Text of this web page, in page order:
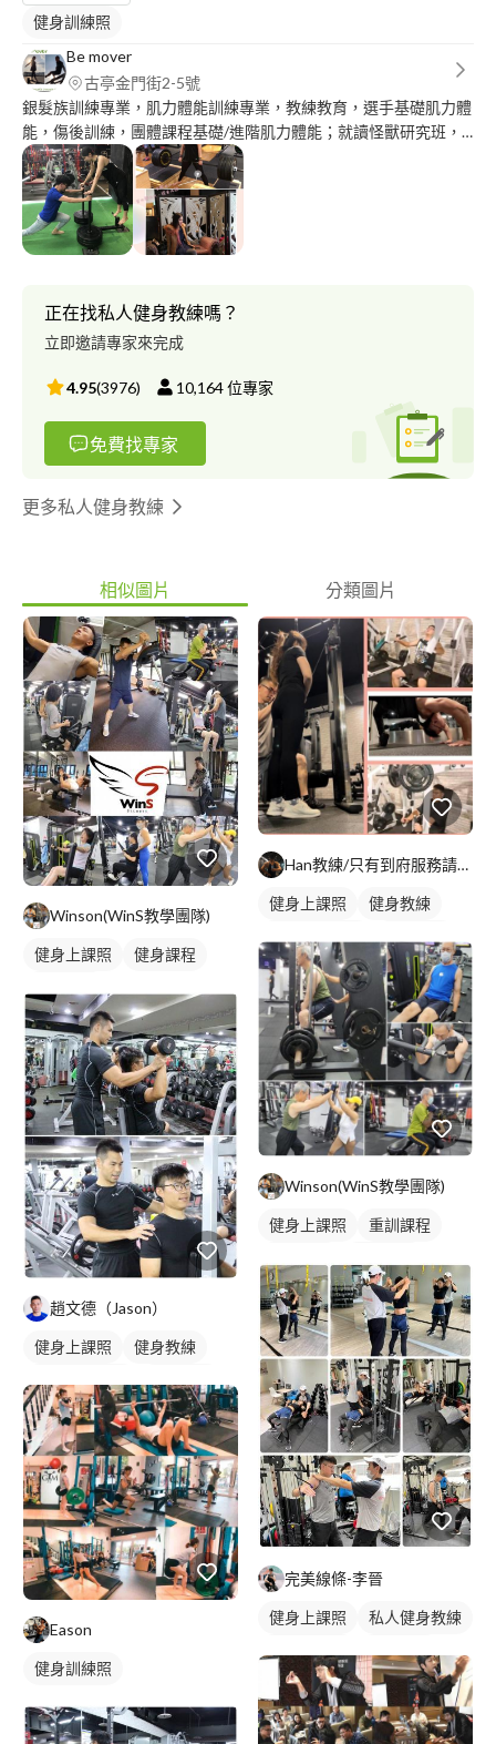
健身訓練照
Be mover
古亭金門街2-5號
銀髮族訓練專業，肌力體能訓練專業，教練教育，選手基礎肌力體
能，傷後訓練，團體課程基礎/進階肌力體能；就讀怪獸研究班，
接受部分醫療運動禁忌囑咐執行。
正在找私人健身教練嗎？
立即邀請專家來完成
4.95(3976) 10,164位專家
免費找專家
更多私人健身教練
相似圖片 分類圖片
Winson(WinS教學團隊)
健身上課照
健身課程
趙文德（Jason）
健身上課照
健身教練
私人健身教練
重訓教練
重訓課程
健身課程
Eason
健身訓練照
Han教練/只有到府服務請參閱簡介
健身上課照
健身教練
重訓課程
健身課程
Winson(WinS教學團隊)
健身上課照
重訓課程
下半身訓練
完美線條-李晉
健身上課照
私人健身教練
健身團體課
重訓教練
重訓課程
健身課程